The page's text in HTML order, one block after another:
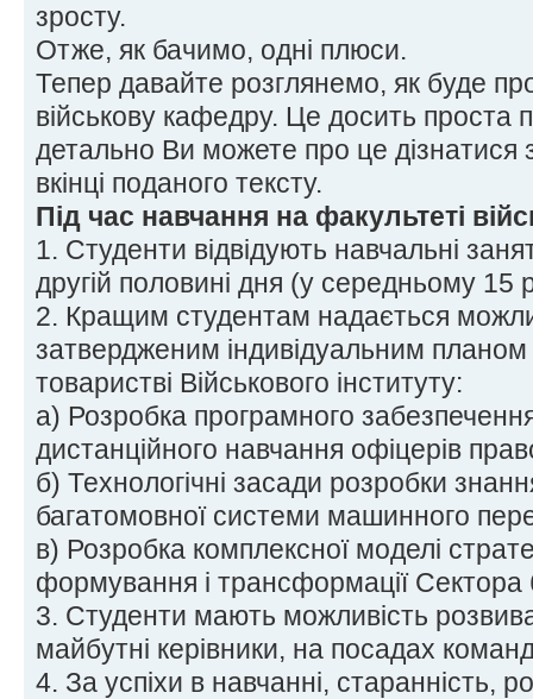
зросту.
Отже, як бачимо, одні плюси.
Тепер давайте розглянемо, як буде
військову кафедру. Це досить проста
детально Ви можете про це дізнатися
вкінці поданого тексту.
Під час навчання на факультеті
1. Студенти відвідують навчальні
другій половині дня (у середньому 15
2. Кращим студентам надається
затвердженим індивідуальним планом
товаристві Військового інституту:
а) Розробка програмного
дистанційного навчання офіцерів
б) Технологічні засади розробки
багатомовної системи машинного
в) Розробка комплексної моделі
формування і трансформації Сектора
3. Студенти мають можливість
майбутні керівники, на посадах
4. За успіхи в навчанні, старанність,